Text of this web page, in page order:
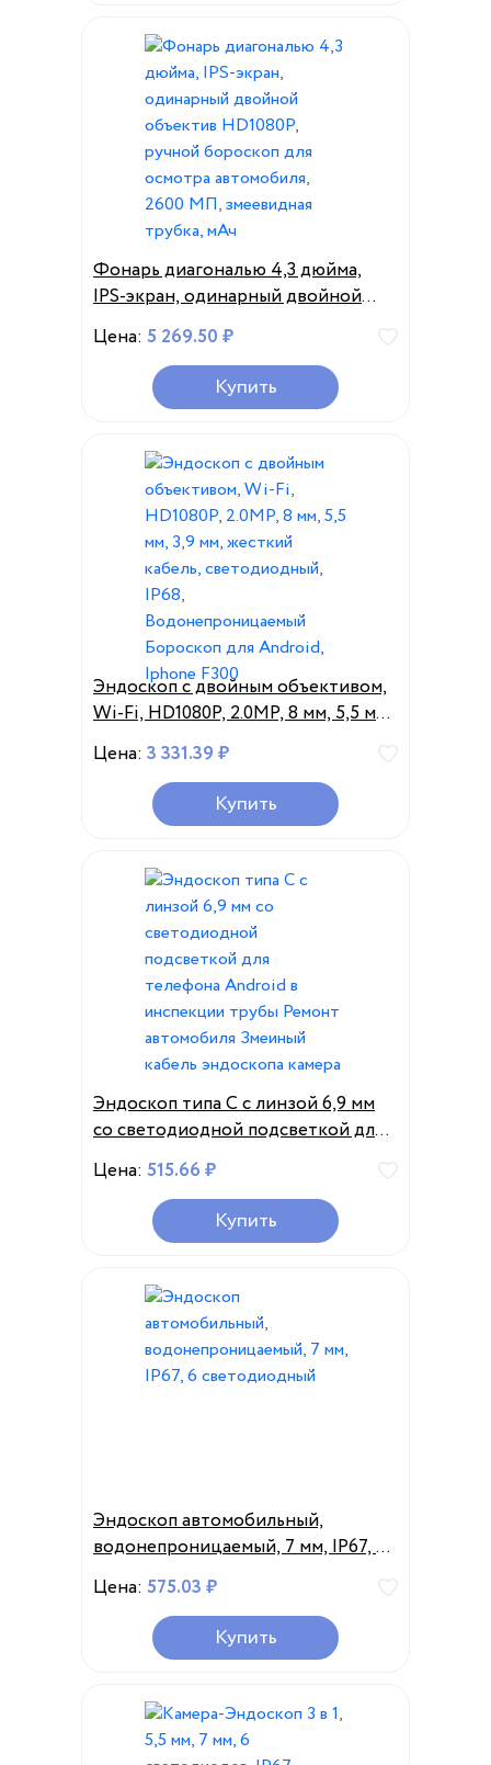
Фонарь диагональю 4,3 дюйма,
IPS-экран, одинарный двойной
объектив HD1080P, ручной
бороскоп для осмотра
автомобиля, 2600 МП, змеевидная
трубка, мАч
Цена: 5 269.50 ₽
Купить
Эндоскоп с двойным объективом,
Wi-Fi, HD1080P, 2.0MP, 8 мм, 5,5 мм,
3,9 мм, жесткий кабель,
светодиодный, IP68,
Водонепроницаемый Бороскоп
для Android, Iphone F300
Цена: 3 331.39 ₽
Купить
Эндоскоп типа C с линзой 6,9 мм
со светодиодной подсветкой для
телефона Android в инспекции
трубы Ремонт автомобиля
Змеиный кабель эндоскопа камера
Цена: 515.66 ₽
Купить
Эндоскоп автомобильный,
водонепроницаемый, 7 мм, IP67, 6
светодиодный
Цена: 575.03 ₽
Купить